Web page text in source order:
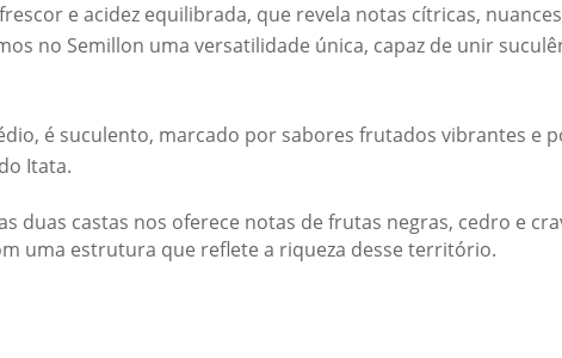
e acidez equilibrada, que revela notas cítricas,
no Semillon uma versatilidade única, capaz de unir
é suculento, marcado por sabores frutados vibrantes e
Itata.
duas castas nos oferece notas de frutas negras, cedro e
uma estrutura que reflete a riqueza desse território.